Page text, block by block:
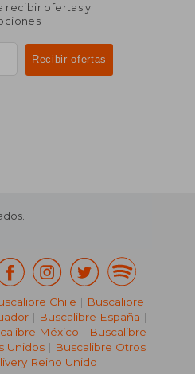
recibir ofertas y
Chile | Buscalibre
| Buscalibre España |
México | Buscalibre
Unidos| Buscalibre Otros
Reino Unido